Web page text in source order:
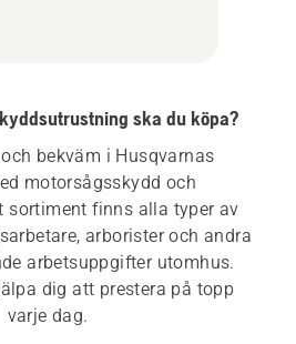
ska du köpa?
bekväm i Husqvarnas
motorsågsskydd och
sortiment finns alla typer av
arborister och andra
arbetsuppgifter utomhus.
dig att prestera på topp
varje dag.